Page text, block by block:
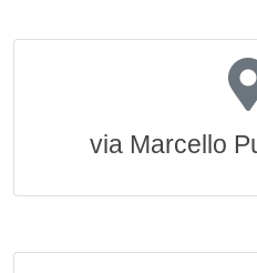
via Marcello